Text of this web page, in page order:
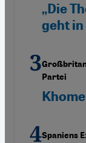
„Die
geht
Partei
Spaniens